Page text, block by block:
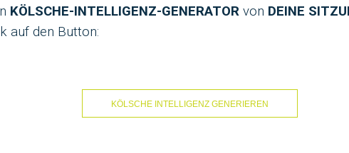
KÖLSCHE-INTELLIGENZ-GENERATOR von DEINE
auf den Button:
KÖLSCHE INTELLIGENZ GENERIEREN